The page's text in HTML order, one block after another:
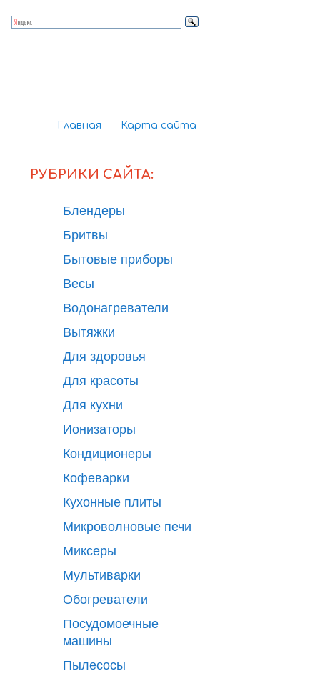
Главная Карта сайта
РУБРИКИ САЙТА:
Блендеры
Бритвы
Бытовые приборы
Весы
Водонагреватели
Вытяжки
Для здоровья
Для красоты
Для кухни
Ионизаторы
Кондиционеры
Кофеварки
Кухонные плиты
Микроволновые печи
Миксеры
Мультиварки
Обогреватели
Посудомоечные
машины
Пылесосы